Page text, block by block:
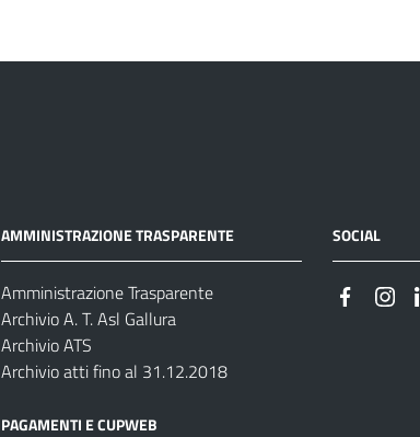
AMMINISTRAZIONE TRASPARENTE
Amministrazione Trasparente
Archivio A. T. Asl Gallura
Archivio ATS
Archivio atti fino al 31.12.2018
PAGAMENTI E CUPWEB
SOCIAL